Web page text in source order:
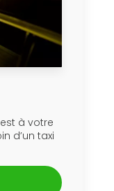
est à votre
d’un taxi